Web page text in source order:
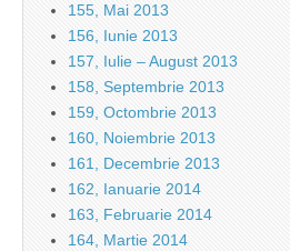
155, Mai 2013
156, Iunie 2013
157, Iulie – August 2013
158, Septembrie 2013
159, Octombrie 2013
160, Noiembrie 2013
161, Decembrie 2013
162, Ianuarie 2014
163, Februarie 2014
164, Martie 2014